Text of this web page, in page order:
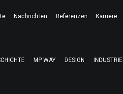
Nachrichten Referenzen Karriere
MP WAY DESIGN INDUSTRIE